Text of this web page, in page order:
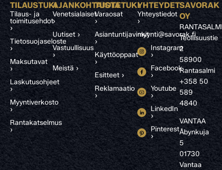
TILAUSTUKI
Tilaus- ja
toimitusehdot
›
Tietosuojaseloste
›
Maksutavat
›
Laskutusohjeet
›
Myyntiverkosto
›
Rantakatselmus
›
AJANKOHTAISTA
Venetsialaiset
›
Uutiset ›
Vastuullisuus
›
Meistä ›
TUOTETUKI
Varaosat
›
Asiantuntijavinkit
›
Käyttöoppaat
›
Esitteet ›
Reklamaatio
›
YHTEYDET
Yhteystiedot
›
myynti@savorak.fi
Instagram
›
Facebook
›
Youtube
›
LinkedIn
›
Pinterest
›
SAVORAK
OY
Teollisuustie
2
58900
Rantasalmi
+358 50
589
4840
VANTAA
Åbynkuja
5
01730
Vantaa